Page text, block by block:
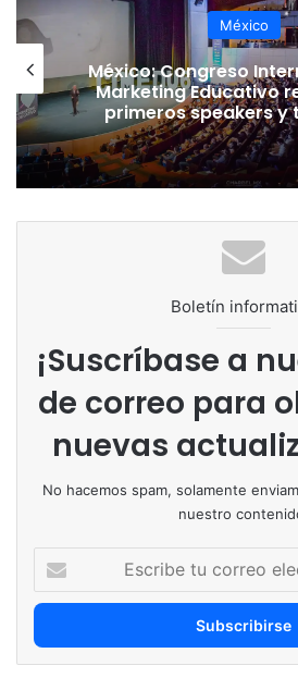
México
México: Congreso
Marketing Educativo
primeros speakers y
Boletín
¡Suscríbase a
de correo para
nuevas
No hacemos spam, solamente
nuestro
correo